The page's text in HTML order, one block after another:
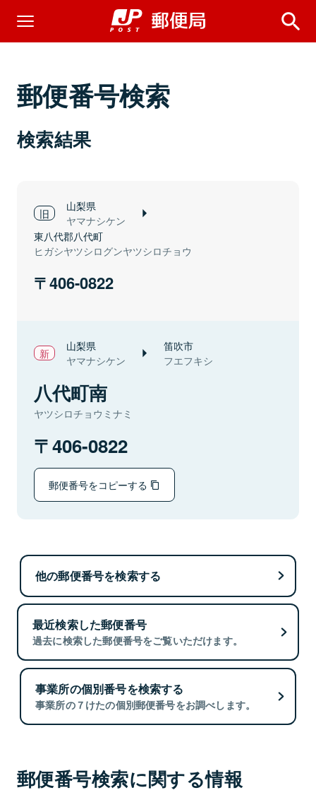
郵便番号検索
検索結果
山梨県
ヤマナシケン
東八代郡八代町
ヒガシヤツシログンヤツシロチョウ
406-0822
山梨県
ヤマナシケン
笛吹市
フエフキシ
八代町南
ヤツシロチョウミナミ
406-0822
郵便番号をコピーする
他の郵便番号を検索する
最近検索した郵便番号
過去に検索した郵便番号をご覧いただけます。
事業所の個別番号を検索する
事業所の７けたの個別郵便番号をお調べします。
郵便番号検索に関する情報